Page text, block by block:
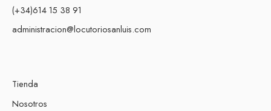
(+34)614 15 38 91
administracion@locutoriosanluis.com
Tienda
Nosotros